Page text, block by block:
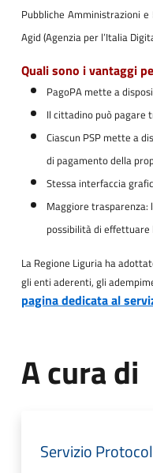
Pubbliche Amministrazioni
Agid (Agenzia per l’Italia
Quali sono i vantaggi
PagoPA mette a
Il cittadino può pagare
Ciascun PSP mette a
di pagamento della
Stessa interfaccia
Maggiore trasparenza:
possibilità di effettuare
La Regione Liguria ha
gli enti aderenti, gli
pagina dedicata al
A cura di
Servizio